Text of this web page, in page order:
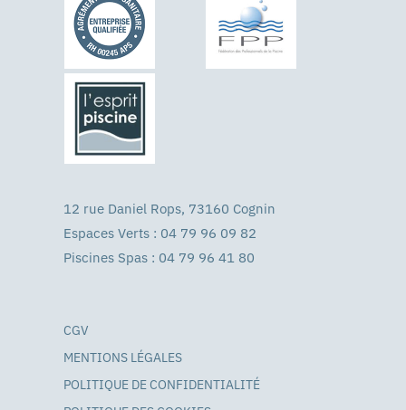
12 rue Daniel Rops, 73160 Cognin
Espaces Verts : 04 79 96 09 82
Piscines Spas : 04 79 96 41 80
CGV
MENTIONS LÉGALES
POLITIQUE DE CONFIDENTIALITÉ